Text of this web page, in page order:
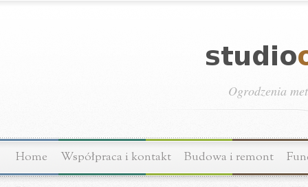
Ogrodzenia
Home Współpraca i kontakt Budowa i remont